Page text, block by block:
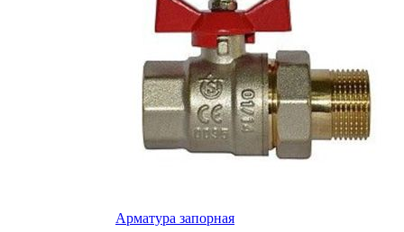
Арматура запорная